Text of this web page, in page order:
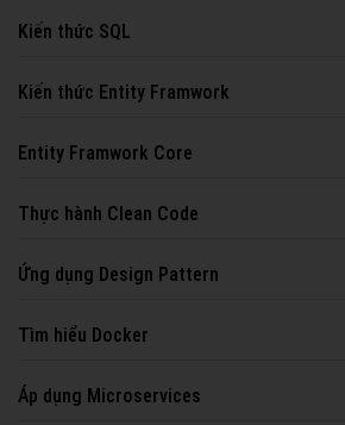
Kiến thức SQL
Kiến thức Entity Framwork
Entity Framwork Core
Thực hành Clean Code
Ứng dụng Design Pattern
Tìm hiểu Docker
Áp dụng Microservices